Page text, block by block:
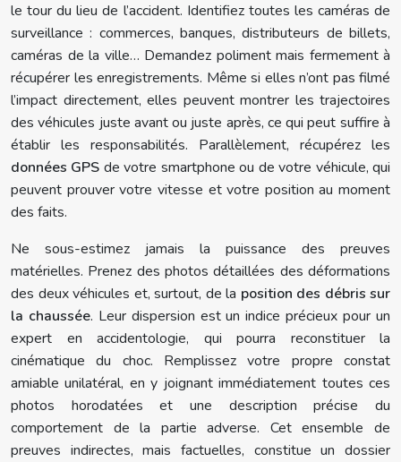
le tour du lieu de l’accident. Identifiez toutes les caméras de
surveillance : commerces, banques, distributeurs de billets,
caméras de la ville… Demandez poliment mais fermement à
récupérer les enregistrements. Même si elles n’ont pas filmé
l’impact directement, elles peuvent montrer les trajectoires
des véhicules juste avant ou juste après, ce qui peut suffire à
établir les responsabilités. Parallèlement, récupérez les
données GPS de votre smartphone ou de votre véhicule, qui
peuvent prouver votre vitesse et votre position au moment
des faits.
Ne sous-estimez jamais la puissance des preuves
matérielles. Prenez des photos détaillées des déformations
des deux véhicules et, surtout, de la position des débris sur
la chaussée. Leur dispersion est un indice précieux pour un
expert en accidentologie, qui pourra reconstituer la
cinématique du choc. Remplissez votre propre constat
amiable unilatéral, en y joignant immédiatement toutes ces
photos horodatées et une description précise du
comportement de la partie adverse. Cet ensemble de
preuves indirectes, mais factuelles, constitue un dossier